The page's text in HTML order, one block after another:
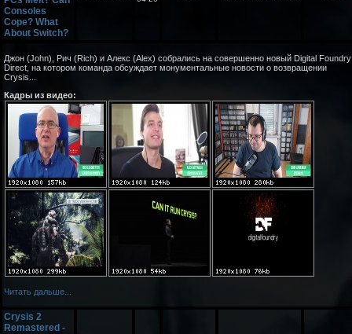
Consoles
Cope? What
About Switch?
Джон (John), Рич (Rich) и Алекс (Alex) собрались на совершенно новый Digital Foundry
Direct, на котором команда обсуждает монументальные новости о возвращении
Crysis...
Кадры из видео:
Читать дальше...
Crysis 2
Remastered -